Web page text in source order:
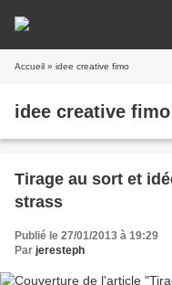
Accueil » idee creative fimo
idee creative fimo
Tirage au sort et
strass
Publié le 27/01/2013 à 19:29
Par jeresteph